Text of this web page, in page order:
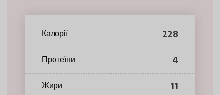
Калорії 228
Протеїни 4
Жири 11